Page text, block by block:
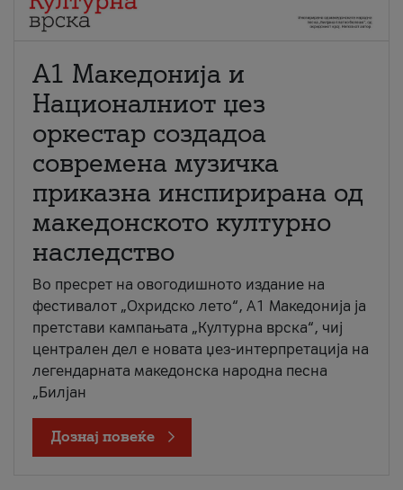
А1 Македонија и
Националниот џез
оркестар создадоа
современа музичка
приказна инспирирана од
македонското културно
наследство
Во пресрет на овогодишното издание на
фестивалот „Охридско лето“, А1 Македонија ја
претстави кампањата „Културна врска“, чиј
централен дел е новата џез-интерпретација на
легендарната македонска народна песна
„Билјан
Дознај повеќе